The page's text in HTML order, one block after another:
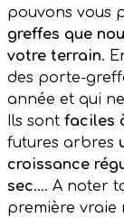
pouvons vous
greffes que
votre terrain.
des porte-
année et qui
Ils sont faciles
futures arbres
croissance
sec…. A noter
première vraie